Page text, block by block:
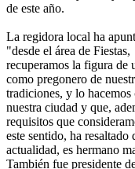
de este año.
La regidora local ha
"desde el área de Fiestas,
recuperamos la figura de
como pregonero de
tradiciones, y lo
nuestra ciudad y que,
requisitos que
este sentido, ha
actualidad, es hermano
También fue presidente